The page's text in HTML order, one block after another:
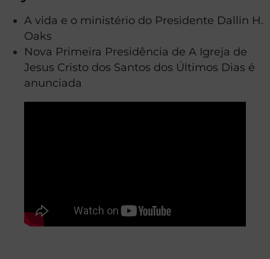
A vida e o ministério do Presidente Dallin H.
Oaks
Nova Primeira Presidência de A Igreja de
Jesus Cristo dos Santos dos Últimos Dias é
anunciada